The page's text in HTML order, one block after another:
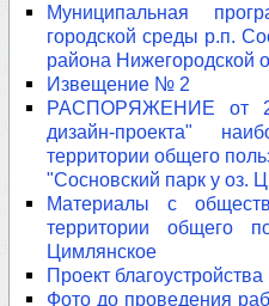
Муниципальная
городской среды р.п.
района Нижегородской
Извещение № 2
РАСПОРЯЖЕНИЕ от
дизайн-проекта"
территории общего
"Сосновский парк у оз.
Материалы с
территории общего
Цимлянское
Проект благоустройства
Фото до проведения